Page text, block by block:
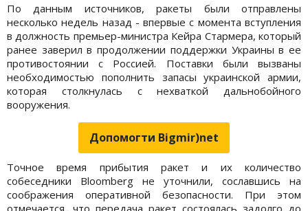
По данным источников, ракеты были отправлены
несколько недель назад - впервые с момента вступления
в должность премьер-министра Кейра Стармера, который
ранее заверил в продолжении поддержки Украины в ее
противостоянии с Россией. Поставки были вызваны
необходимостью пополнить запасы украинской армии,
которая столкнулась с нехваткой дальнобойного
вооружения.
Допомогти Bigmir)net
Точное время прибытия ракет и их количество
собеседники Bloomberg не уточнили, сославшись на
соображения оперативной безопасности. При этом
отмечается, что передача ракет состоялась задолго до